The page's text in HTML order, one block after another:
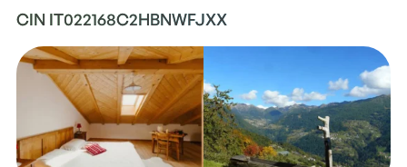
CIN IT022168C2HBNWFJXX